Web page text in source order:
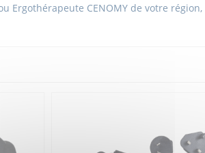
Ergothérapeute CENOMY de votre